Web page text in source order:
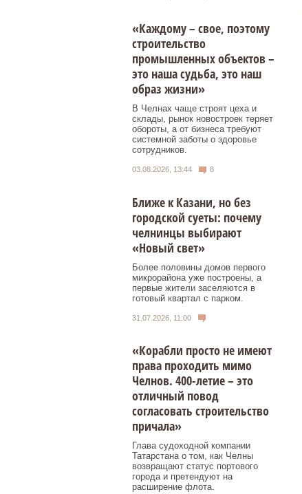
«Каждому – свое, поэтому
строительство
промышленных объектов –
это наша судьба, это наш
образ жизни»
В Челнах чаще строят цеха и
склады, рынок новостроек теряет
обороты, а от бизнеса требуют
системной заботы о здоровье
сотрудников.
03.08.2026, 13:44 8
Ближе к Казани, но без
городской суеты: почему
челнинцы выбирают
«Новый свет»
Более половины домов первого
микрорайона уже построены, а
первые жители заселяются в
готовый квартал с парком.
31.07.2026, 11:00
«Корабли просто не имеют
права проходить мимо
Челнов. 400-летие – это
отличный повод
согласовать строительство
причала»
Глава судоходной компании
Татарстана о том, как Челны
возвращают статус портового
города и претендуют на
расширение флота.